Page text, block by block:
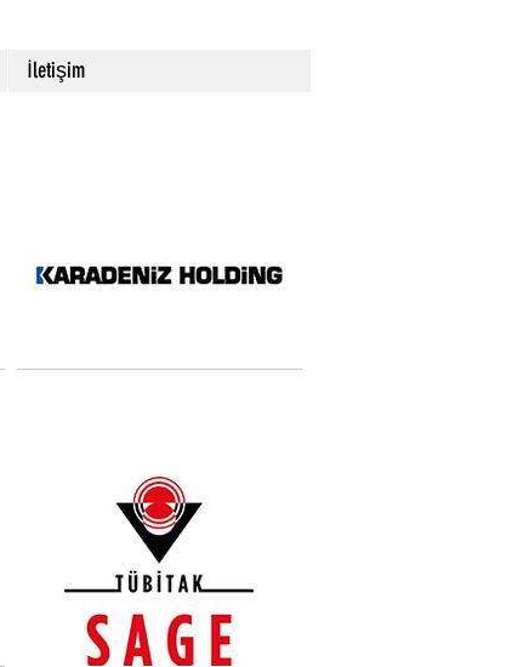
İletişim